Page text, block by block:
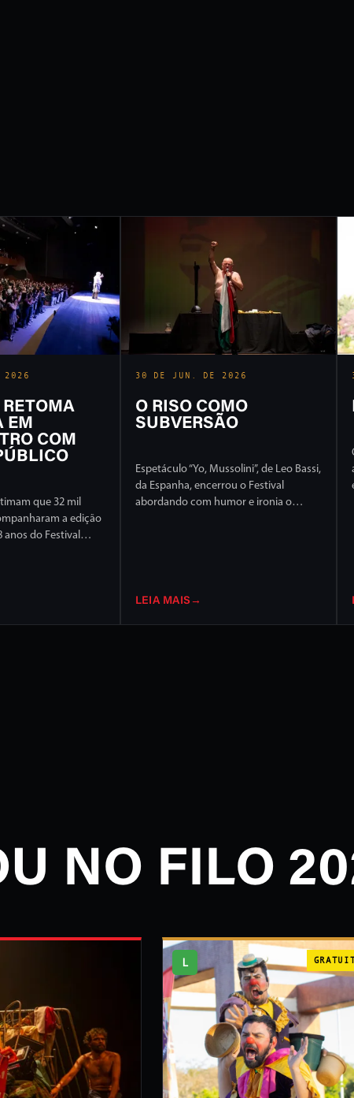
2026
EM
COM
que 32 mil
a edição
do Festival
30 DE JUN. DE 2026
O RISO COMO
SUBVERSÃO
Espetáculo “Yo, Mussolini”, de Leo Bassi,
da Espanha, encerrou o Festival
abordando com humor e ironia o
LEIA MAIS →
NO FILO
L